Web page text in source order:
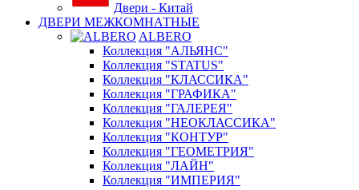
Двери - Китай
ДВЕРИ МЕЖКОМНАТНЫЕ
ALBERO
Коллекция "АЛЬЯНС"
Коллекция "STATUS"
Коллекция "КЛАССИКА"
Коллекция "ГРАФИКА"
Коллекция "ГАЛЕРЕЯ"
Коллекция "НЕОКЛАССИКА"
Коллекция "КОНТУР"
Коллекция "ГЕОМЕТРИЯ"
Коллекция "ЛАЙН"
Коллекция "ИМПЕРИЯ"